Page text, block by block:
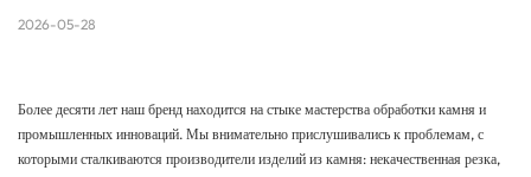
2026-05-28
Более десяти лет наш бренд находится на стыке мастерства обработки камня и
промышленных инноваций. Мы внимательно прислушивались к проблемам, с
которыми сталкиваются производители изделий из камня: некачественная резка,